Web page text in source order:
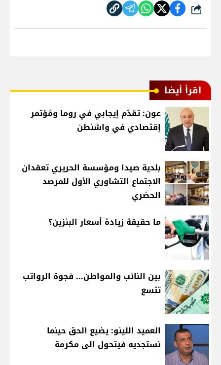
شارك
اقرأ أيضا
عون: تقدّم إيجابي في روما ومُؤتمر
إقتصادي في واشنطن
بلدية صيدا ومؤسسة الحريري تعقدان
الاجتماع التشاوري الأول للمرصد
الحضري
ما حقيقة زيادة أسعار البنزين؟
بين النائب والمواطن... فجوة الرواتب
تتسع
العميد اللينو: يضيع الحق حينما
نستجديه فيتحول الى مكرمة